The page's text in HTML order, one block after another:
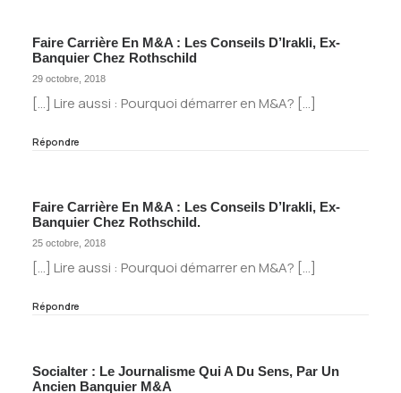
Faire Carrière En M&A : Les Conseils D’Irakli, Ex-
Banquier Chez Rothschild
29 octobre, 2018
[…] Lire aussi : Pourquoi démarrer en M&A? […]
Répondre
Faire Carrière En M&A : Les Conseils D’Irakli, Ex-
Banquier Chez Rothschild.
25 octobre, 2018
[…] Lire aussi : Pourquoi démarrer en M&A? […]
Répondre
Socialter : Le Journalisme Qui A Du Sens, Par Un
Ancien Banquier M&A